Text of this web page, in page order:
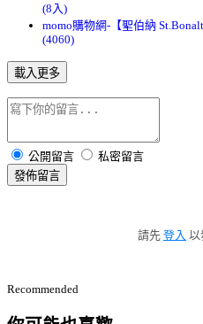
(8入)
momo購物網-【聖伯納
(4060)
載入更多
公開留言
私密留言
發佈留言
請先 登入 以
Recommended